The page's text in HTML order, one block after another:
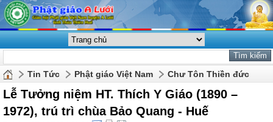
Tin Tức Phật giáo Việt Nam Chư Tôn Thiền đức
Lễ Tưởng niệm HT. Thích Y Giáo (1890 –
1972), trú trì chùa Bảo Quang - Huế